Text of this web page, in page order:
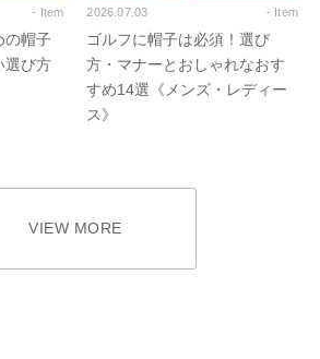
- Item
の帽子
選び方
2026.07.03 - Item
ゴルフに帽子は必須！選び
方・マナーとおしゃれなおす
すめ14選《メンズ・レディー
ス》
VIEW MORE